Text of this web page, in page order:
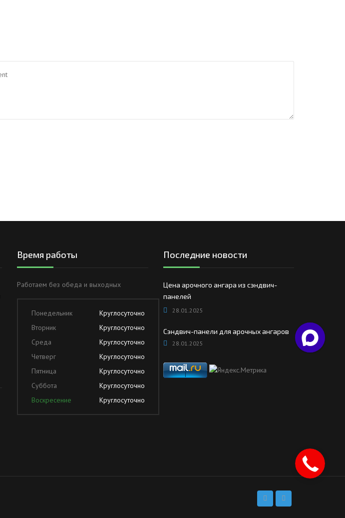
Время работы
Работаем без обеда и выходных
Понедельник
Круглосуточно
Вторник
Круглосуточно
Среда
Круглосуточно
Четверг
Круглосуточно
Пятница
Круглосуточно
Суббота
Круглосуточно
Воскресение
Круглосуточно
Последние новости
Цена арочного ангара из сэндвич-
панелей
28.01.2025
Сэндвич-панели для арочных ангаров
28.01.2025